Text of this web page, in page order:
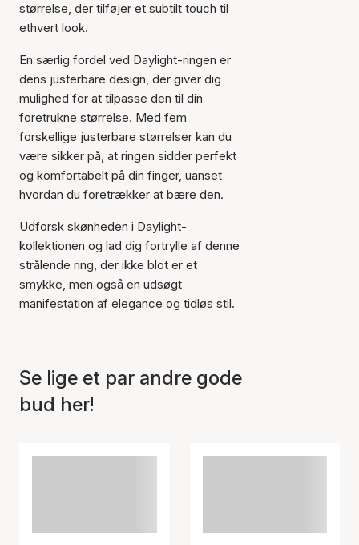
Varen er tilføjet til kurven
størrelse, der tilføjer et subtilt touch til
ethvert look.
En særlig fordel ved Daylight-ringen er
dens justerbare design, der giver dig
mulighed for at tilpasse den til din
foretrukne størrelse. Med fem
forskellige justerbare størrelser kan du
være sikker på, at ringen sidder perfekt
og komfortabelt på din finger, uanset
hvordan du foretrækker at bære den.
Udforsk skønheden i Daylight-
kollektionen og lad dig fortrylle af denne
strålende ring, der ikke blot er et
smykke, men også en udsøgt
manifestation af elegance og tidløs stil.
Se lige et par andre gode
bud her!